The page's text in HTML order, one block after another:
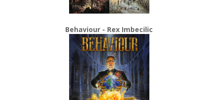
Behaviour - Rex Imbecilic